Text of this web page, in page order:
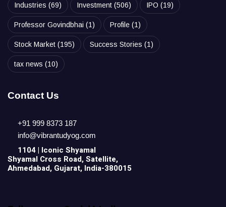
Industries (69) Investment (506) IPO (19)
Professor Govindbhai (1) Profile (1)
Stock Market (195) Success Stories (1)
tax news (10)
Contact Us
+91 999 8373 187
info@vibrantudyog.com
1104 | Iconic Shyamal
Shyamal Cross Road, Satellite,
Ahmedabad, Gujarat, India-380015